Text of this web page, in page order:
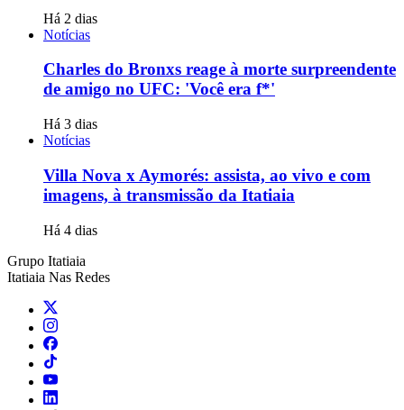
Há 2 dias
Notícias
Charles do Bronxs reage à morte surpreendente
de amigo no UFC: 'Você era f*'
Há 3 dias
Notícias
Villa Nova x Aymorés: assista, ao vivo e com
imagens, à transmissão da Itatiaia
Há 4 dias
Grupo Itatiaia
Itatiaia Nas Redes